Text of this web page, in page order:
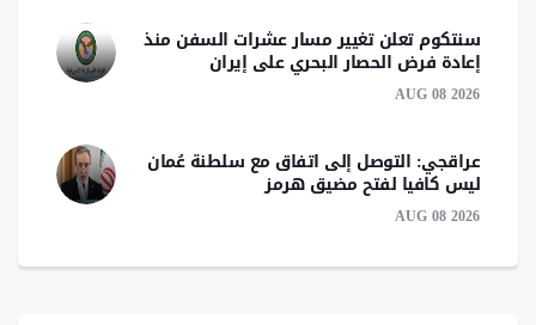
سنتكوم تعلن تغيير مسار عشرات السفن منذ
إعادة فرض الحصار البحري على إيران
AUG 08 2026
عراقجي: التوصل إلى اتفاق مع سلطنة عُمان
ليس كافيا لفتح مضيق هرمز
AUG 08 2026